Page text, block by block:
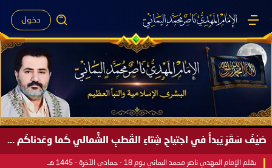
دخول
صَيْفُ سَقَرَ يَبدأُ في اجتياحِ شِتاءِ القُطبِ الشَّمالي كَما وعَدناكُم بالحقِّ لعَامِكم هذا (1445 هـ) ..
بقلم الإمام المهدي ناصر محمد اليماني يوم 18 - جمادى الآخرة - 1445 هـ